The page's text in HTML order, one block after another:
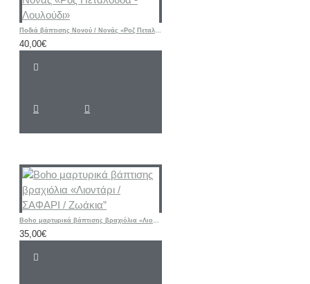
Ποδιά βάπτισης Νονού / Νονάς «Ροζ Πεταλούδα - Λουλούδι»
40,00€
Boho μαρτυρικά βάπτισης βραχιόλια «Λιοντάρι / ΣΑΦΑΡΙ / Ζωάκια”
35,00€